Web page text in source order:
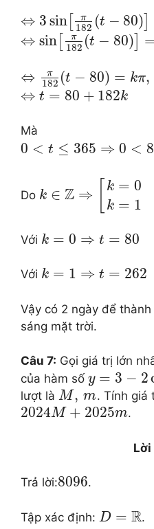
⇔ 3 sin[ π
182 (t − 80)
⇔ sin[ π
182 (t − 80)
⇔ π
182 (t − 80) = kπ,
⇔ t = 80 + 182k
Mà
0 < t ≤ 365 ⇒ 0 <
Do k ∈ Z ⇒ k = 0
k = 1
Với k = 0 ⇒ t = 80
Với k = 1 ⇒ t = 262
Vậy có 2 ngày để
sáng mặt trời.
Câu 7: Gọi giá trị lớn
của hàm số y = 3 − 2
lượt là M, m. Tính giá
2024M + 2025m.
Lời
Trả lời:8096.
Tập xác định: D = R.